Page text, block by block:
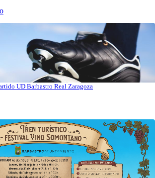
UD Barbastro Real Zaragoza